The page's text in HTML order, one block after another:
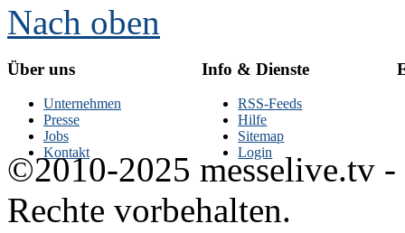
Nach oben
Über uns
Unternehmen
Presse
Jobs
Kontakt
Info & Dienste
RSS-Feeds
Hilfe
Sitemap
Login
©2010-2025 messelive.tv -
Rechte vorbehalten.